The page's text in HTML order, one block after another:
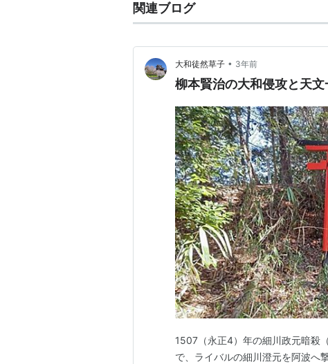
関連ブログ
大和徒然草子 • 3年前
柳本賢治の大和侵攻と天文
1507（永正4）年の細川政元暗殺
で、ライバルの細川澄元を阿波へ